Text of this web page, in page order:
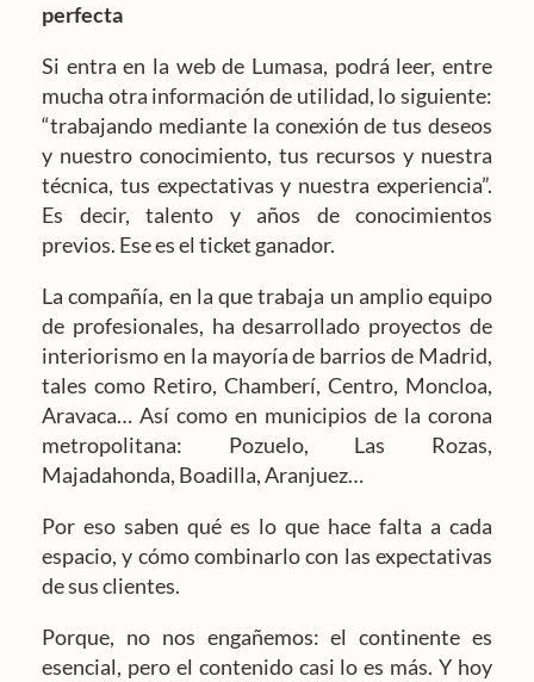
perfecta
Si entra en la web de Lumasa, podrá leer, entre
mucha otra información de utilidad, lo siguiente:
“trabajando mediante la conexión de tus deseos
y nuestro conocimiento, tus recursos y nuestra
técnica, tus expectativas y nuestra experiencia”.
Es decir, talento y años de conocimientos
previos. Ese es el ticket ganador.
La compañía, en la que trabaja un amplio equipo
de profesionales, ha desarrollado proyectos de
interiorismo en la mayoría de barrios de Madrid,
tales como Retiro, Chamberí, Centro, Moncloa,
Aravaca… Así como en municipios de la corona
metropolitana: Pozuelo, Las Rozas,
Majadahonda, Boadilla, Aranjuez…
Por eso saben qué es lo que hace falta a cada
espacio, y cómo combinarlo con las expectativas
de sus clientes.
Porque, no nos engañemos: el continente es
esencial, pero el contenido casi lo es más. Y hoy